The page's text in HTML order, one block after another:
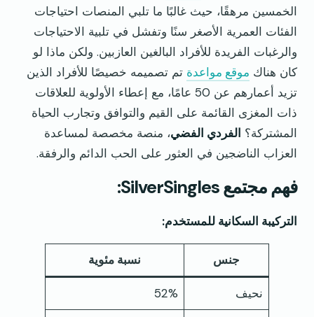
الخمسين مرهقًا، حيث غالبًا ما تلبي المنصات احتياجات
الفئات العمرية الأصغر سنًا وتفشل في تلبية الاحتياجات
والرغبات الفريدة للأفراد البالغين العازبين. ولكن ماذا لو
كان هناك موقع مواعدة تم تصميمه خصيصًا للأفراد الذين
تزيد أعمارهم عن 50 عامًا، مع إعطاء الأولوية للعلاقات
ذات المغزى القائمة على القيم والتوافق وتجارب الحياة
المشتركة؟ الفردي الفضي، منصة مخصصة لمساعدة
العزاب الناضجين في العثور على الحب الدائم والرفقة.
فهم مجتمع SilverSingles:
التركيبة السكانية للمستخدم:
جنس نسبة مئوية
نحيف 52%